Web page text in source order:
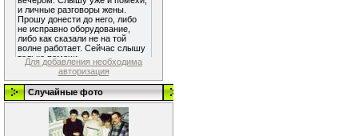
Для добавления необходима
авторизация
Случайные фото